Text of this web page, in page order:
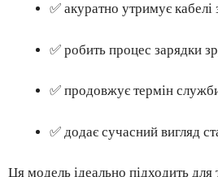
✅ акуратно утримує кабелі
✅ робить процес зарядки
✅ продовжує термін
✅ додає сучасний вигляд
Ця модель ідеально підходить для